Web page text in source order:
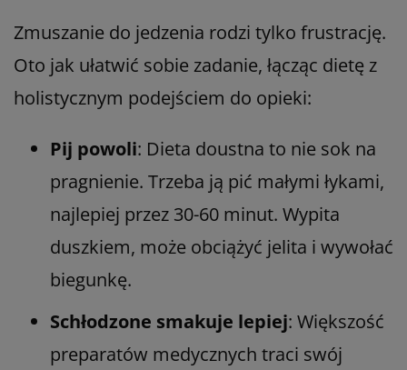
Zmuszanie do jedzenia rodzi tylko frustrację.
Oto jak ułatwić sobie zadanie, łącząc dietę z
holistycznym podejściem do opieki:
Pij powoli: Dieta doustna to nie sok na
pragnienie. Trzeba ją pić małymi łykami,
najlepiej przez 30-60 minut. Wypita
duszkiem, może obciążyć jelita i wywołać
biegunkę.
Schłodzone smakuje lepiej: Większość
preparatów medycznych traci swój